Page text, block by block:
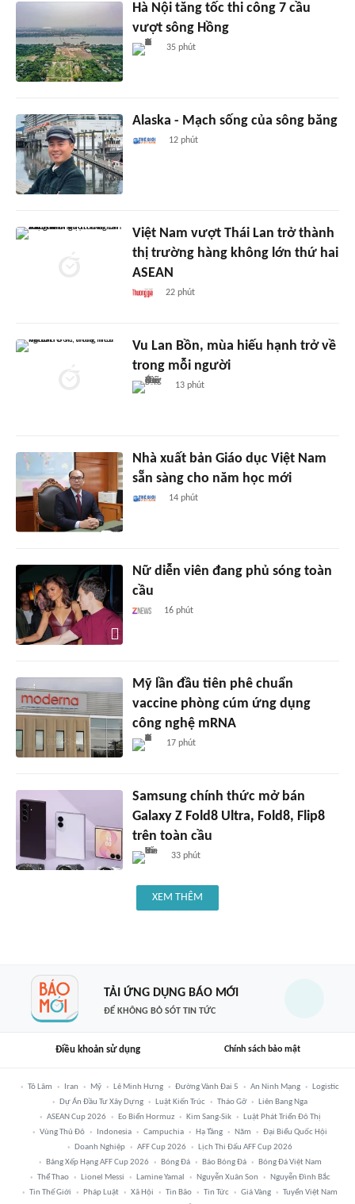
Hà Nội tăng tốc thi công 7 cầu
vượt sông Hồng
35 phút
Alaska - Mạch sống của sông băng
12 phút
Việt Nam vượt Thái Lan trở thành
thị trường hàng không lớn thứ hai
ASEAN
22 phút
Vu Lan Bồn, mùa hiếu hạnh trở về
trong mỗi người
13 phút
Nhà xuất bản Giáo dục Việt Nam
sẵn sàng cho năm học mới
14 phút
Nữ diễn viên đang phủ sóng toàn
cầu
16 phút
Mỹ lần đầu tiên phê chuẩn
vaccine phòng cúm ứng dụng
công nghệ mRNA
17 phút
Samsung chính thức mở bán
Galaxy Z Fold8 Ultra, Fold8, Flip8
trên toàn cầu
33 phút
XEM THÊM
TẢI ỨNG DỤNG BÁO MỚI
ĐỂ KHÔNG BỎ SÓT TIN TỨC
Điều khoản sử dụng Chính sách bảo mật
Tô Lâm Iran Mỹ Lê Minh Hưng Đường Vành Đai 5 An Ninh Mạng
Logistic
Dự Án Đầu Tư Xây Dựng
Luật Kiến Trúc Tháo Gỡ
Liên Bang Nga
ASEAN Cup 2026
Eo Biển Hormuz Kim Sang-Sik
Luật Phát Triển Đô Thị
Vùng Thủ Đô
Indonesia Campuchia Hạ Tầng Năm
Đại Biểu Quốc Hội
Doanh Nghiệp
AFF Cup 2026
Lịch Thi Đấu AFF Cup 2026
Bảng Xếp Hạng AFF Cup 2026
Bóng Đá Báo Bóng Đá
Bóng Đá Việt Nam
Thể Thao
Lionel Messi Lamine Yamal Nguyễn Xuân Son
Nguyễn Đình Bắc
Tin Thế Giới
Pháp Luật Xã Hội Tin Bão Tin Tức Giá Vàng
Tuyển Việt Nam